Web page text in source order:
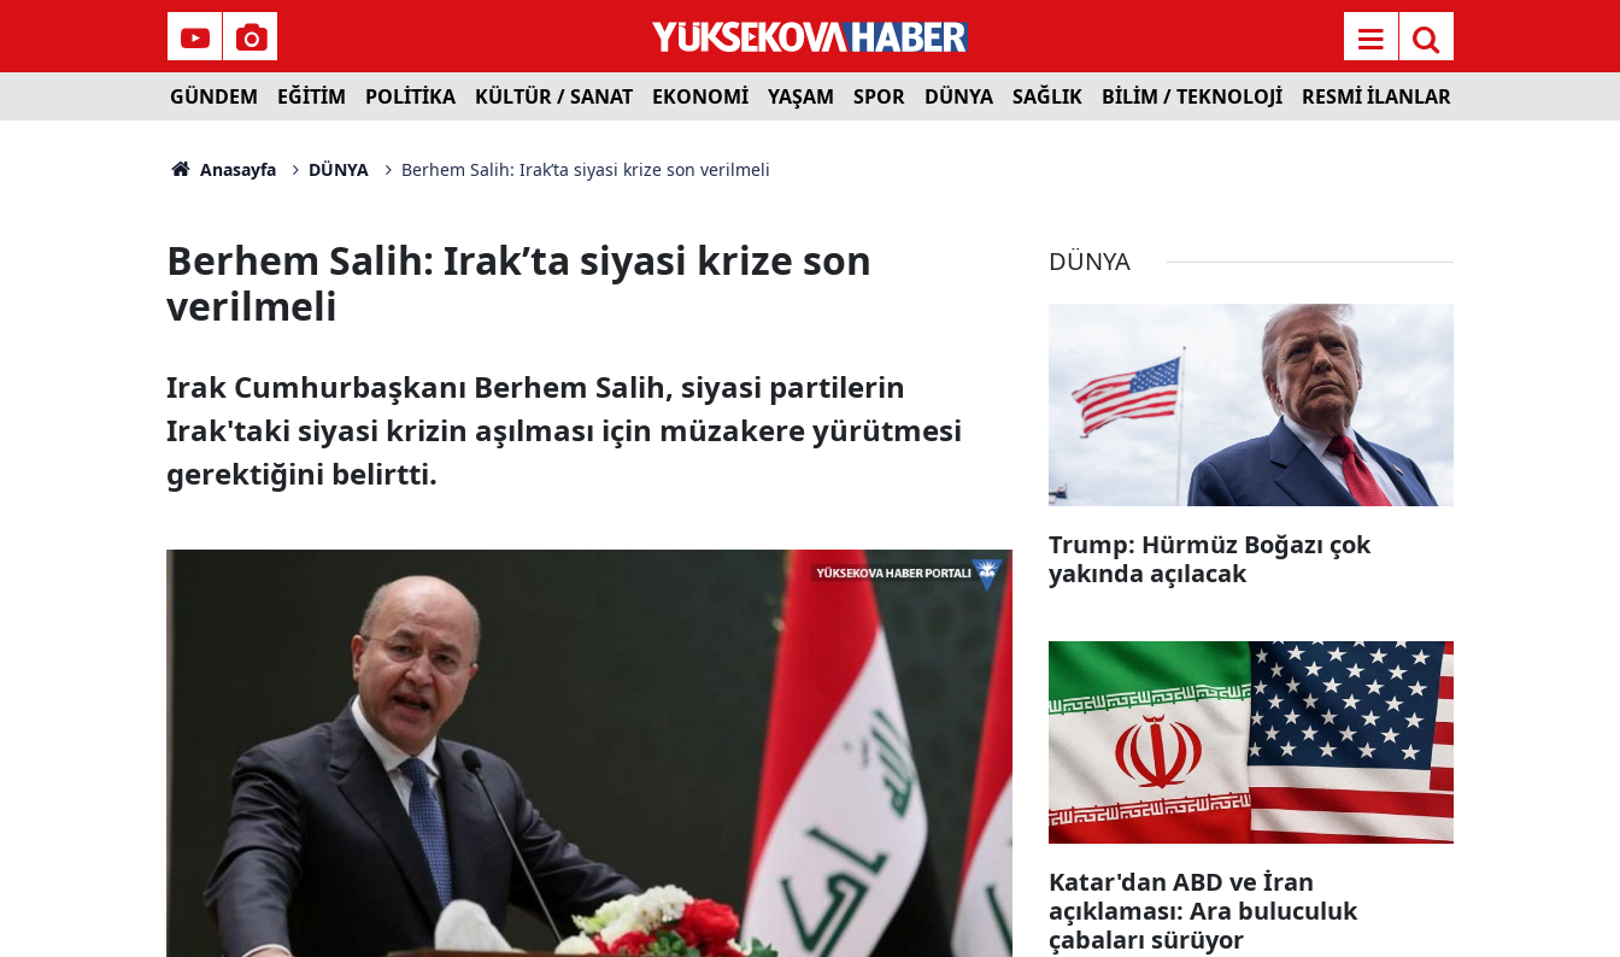
GÜNDEM EĞİTİM POLİTİKA KÜLTÜR / SANAT EKONOMİ YAŞAM SPOR DÜNYA SAĞLIK BİLİM / TEKNOLOJİ RESMİ İLANLAR
Anasayfa DÜNYA Berhem Salih: Irak’ta siyasi krize son verilmeli
Berhem Salih: Irak’ta siyasi krize son
verilmeli
Irak Cumhurbaşkanı Berhem Salih, siyasi partilerin
Irak'taki siyasi krizin aşılması için müzakere yürütmesi
gerektiğini belirtti.
DÜNYA
Trump: Hürmüz Boğazı çok
yakında açılacak
Katar'dan ABD ve İran
açıklaması: Ara buluculuk
çabaları sürüyor